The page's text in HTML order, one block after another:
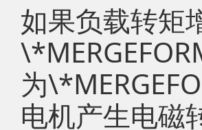
如果负载转矩
为
电机产生电磁